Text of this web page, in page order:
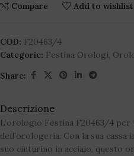
Compare Add to wishlist
COD: F20463/4
Categorie: Festina Orologi,
Share:
Descrizione
L’orologio Festina F20463/4
dell’orologeria. Con la sua cassa
suo cinturino in acciaio, questo